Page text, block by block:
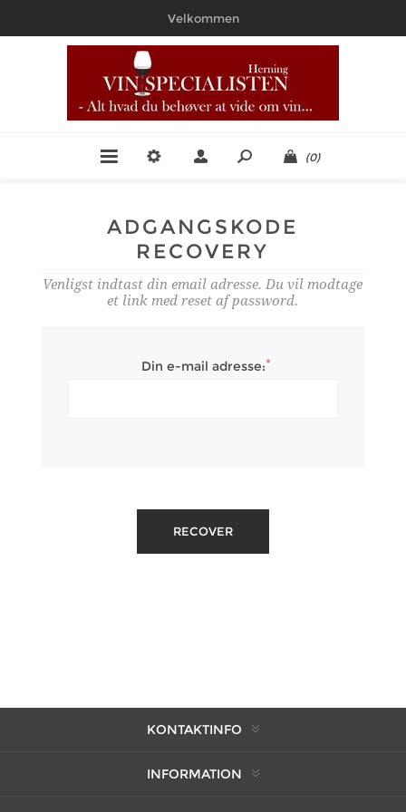
Velkommen
(0)
ADGANGSKODE
RECOVERY
Venligst indtast din email adresse. Du vil modtage
et link med reset af password.
Din e-mail adresse:*
KONTAKTINFO
INFORMATION